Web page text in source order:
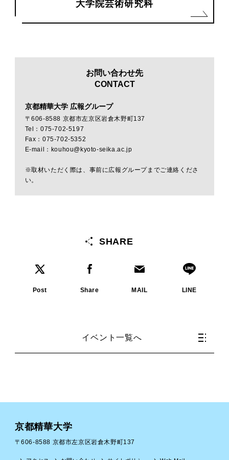
大学院芸術研究科
お問い合わせ先
CONTACT
京都精華大学 広報グループ
〒606-8588 京都市左京区岩倉木野町137
Tel：075-702-5197
Fax：075-702-5352
E-mail：kouhou@kyoto-seika.ac.jp
※取材いただく際は、事前に広報グループまでご連絡くださ
い。
SHARE
Post Share MAIL LINE
イベント一覧へ
京都精華大学
〒606-8588 京都市左京区岩倉木野町137